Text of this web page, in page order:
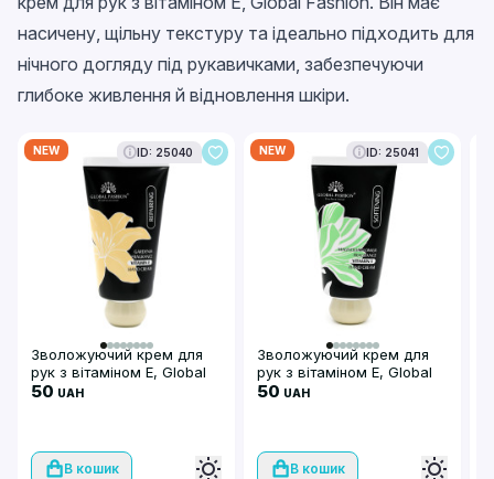
насичену, щільну текстуру та ідеально підходить для
нічного догляду під рукавичками, забезпечуючи
глибоке живлення й відновлення шкіри.
NEW ID: 25040
Зволожуючий крем для
рук з вітаміном Е, Global
Fashion, Gardenia
50 UAH
В кошик
NEW ID: 25041
Зволожуючий крем для
рук з вітаміном Е, Global
Fashion, Magnolia Flower
50 UAH
В кошик